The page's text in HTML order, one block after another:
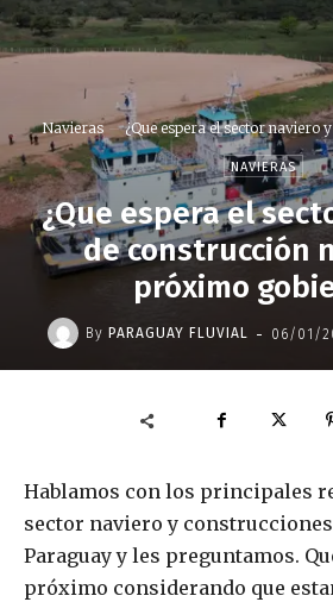
Navieras ¿Que espera el sector naviero
NAVIERAS
¿Que espera el
de construcción
próximo
By PARAGUAY FLUVIAL - 06/01/
Hablamos con los principales
sector naviero y
Paraguay y les preguntamos.
próximo considerando que